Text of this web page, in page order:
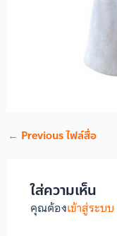
← Previous ไฟล์สื่อ
ใส่ความเห็น
คุณต้องเข้าสู่ระบบ